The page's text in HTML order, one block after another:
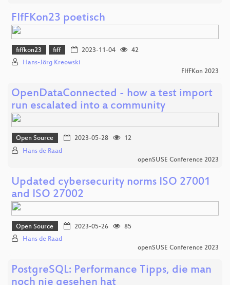
FIfFKon23 poetisch
fiffkon23 fiff 2023-11-04
42
Hans-Jörg Kreowski
FIfFKon 2023
OpenDataConnected - how a test import
run escalated into a community
Open Source 2023-05-28
12
Hans de Raad
openSUSE Conference 2023
Updated cybersecurity norms ISO 27001
and ISO 27002
Open Source 2023-05-26
85
Hans de Raad
openSUSE Conference 2023
PostgreSQL: Performance Tipps, die man